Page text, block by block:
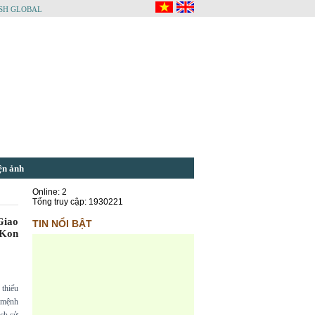
GLOBAL
ảnh
Online: 2
Tổng truy cập: 1930221
TIN NỔI BẬT